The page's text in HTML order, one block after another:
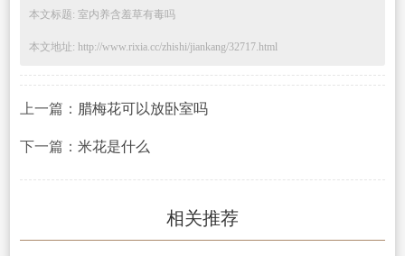
本文标题: 室内养含羞草有毒吗
本文地址: http://www.rixia.cc/zhishi/jiankang/32717.html
上一篇： 腊梅花可以放卧室吗
下一篇： 米花是什么
相关推荐